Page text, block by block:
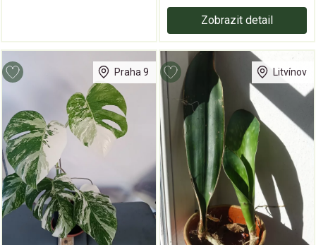
Zobrazit detail
Praha 9 Litvínov